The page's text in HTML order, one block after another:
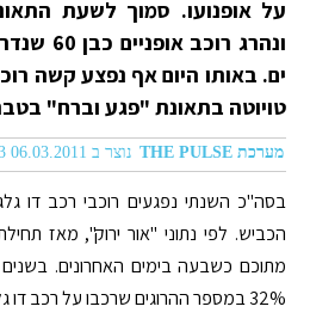
על אופנועו. סמוך לשעת
ונהרג
ים. באותו היום אף נפצע קשה
טויוטה בתאונת "פגע וברח"
מערכת THE PULSE נוצר ב 06.03.2011 03:03
בסה"כ השנתי נפגעים רוכבי רכב דו
הכביש. לפי נתוני "אור ירוק", מאז
32% במספר ההרוגים שרכבו על רכב דו גלגלי.